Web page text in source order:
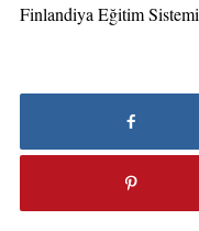
Finlandiya Eğitim Sistemi